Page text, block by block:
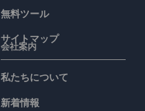
無料ツール
サイトマップ
会社案内
私たちについて
新着情報